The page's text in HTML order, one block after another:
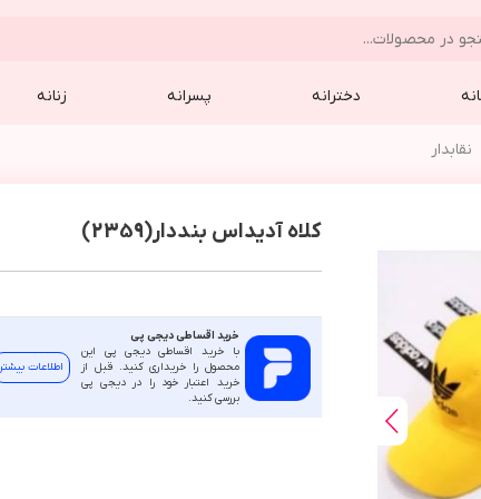
دخترانه پسرانه زنانه
نقابدار
کلاه آدیداس بنددار(2359)
خرید اقساطی دیجی پی
با خرید اقساطی دیجی پی این
محصول را خریداری کنید. قبل از
خرید اعتبار خود را در دیجی پی
بررسی کنید.
اطلاعات بیشتر